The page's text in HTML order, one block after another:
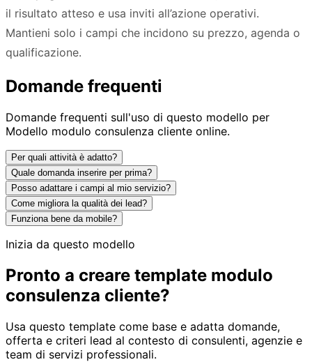
il risultato atteso e usa inviti all’azione operativi.
Mantieni solo i campi che incidono su prezzo, agenda o
qualificazione.
Domande frequenti
Domande frequenti sull'uso di questo modello per
Modello modulo consulenza cliente online.
Per quali attività è adatto?
Quale domanda inserire per prima?
Posso adattare i campi al mio servizio?
Come migliora la qualità dei lead?
Funziona bene da mobile?
Inizia da questo modello
Pronto a creare template modulo
consulenza cliente?
Usa questo template come base e adatta domande,
offerta e criteri lead al contesto di consulenti, agenzie e
team di servizi professionali.